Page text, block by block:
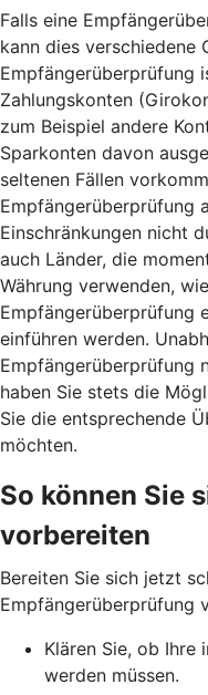
Falls eine
kann dies verschiedene
Empfängerüberprüfung
Zahlungskonten
zum Beispiel andere
Sparkonten davon
seltenen Fällen
Empfängerüberprüfung
Einschränkungen nicht
auch Länder, die
Währung verwenden,
Empfängerüberprüfung
einführen werden.
Empfängerüberprüfung
haben Sie stets die
Sie die entsprechende
möchten.
So können Sie
vorbereiten
Bereiten Sie sich jetzt
Empfängerüberprüfung
Klären Sie, ob Ihre
werden müssen.